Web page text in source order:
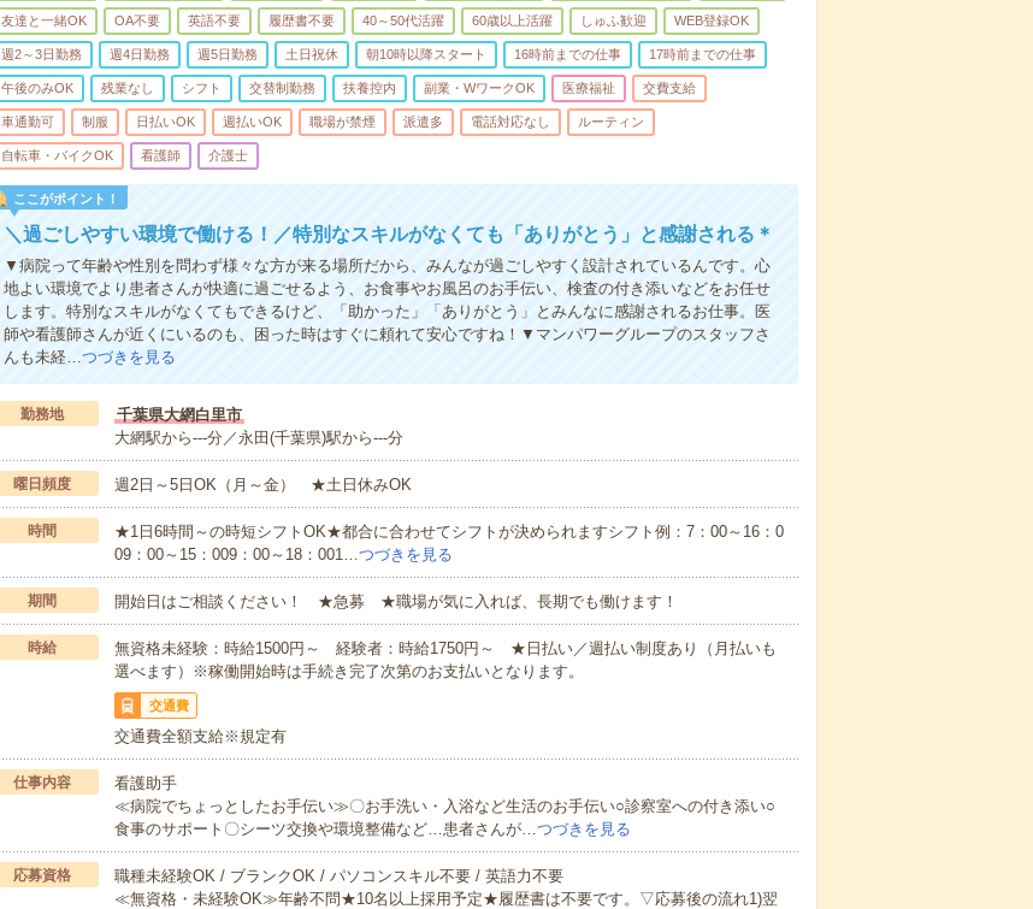
友達と一緒OK OA不要 英語不要 履歴書不要 40～50代活躍 60歳以上活躍 しゅふ歓迎 WEB登録OK
週2～3日勤務 週4日勤務 週5日勤務 土日祝休 朝10時以降スタート 16時前までの仕事 17時前までの仕事
午後のみOK 残業なし シフト 交替制勤務 扶養控内 副業・WワークOK 医療福祉 交費支給
車通勤可 制服 日払いOK 週払いOK 職場が禁煙 派遣多 電話対応なし ルーティン
自転車・バイクOK 看護師 介護士
ここがポイント！
＼過ごしやすい環境で働ける！／特別なスキルがなくても「ありがとう」と感謝される＊
▼病院って年齢や性別を問わず様々な方が来る場所だから、みんなが過ごしやすく設計されているんです。心
地よい環境でより患者さんが快適に過ごせるよう、お食事やお風呂のお手伝い、検査の付き添いなどをお任せ
します。特別なスキルがなくてもできるけど、「助かった」「ありがとう」とみんなに感謝されるお仕事。医
師や看護師さんが近くにいるのも、困った時はすぐに頼れて安心ですね！▼マンパワーグループのスタッフさ
んも未経…つづきを見る
勤務地
千葉県大網白里市
大網駅から---分／永田(千葉県)駅から---分
曜日頻度 週2日～5日OK（月～金） ★土日休みOK
時間
★1日6時間～の時短シフトOK★都合に合わせてシフトが決められますシフト例：7：00～16：0
09：00～15：009：00～18：001…つづきを見る
期間 開始日はご相談ください！ ★急募 ★職場が気に入れば、長期でも働けます！
時給
無資格未経験：時給1500円～ 経験者：時給1750円～ ★日払い／週払い制度あり（月払いも
選べます）※稼働開始時は手続き完了次第のお支払いとなります。
交通費
交通費全額支給※規定有
仕事内容
看護助手
≪病院でちょっとしたお手伝い≫〇お手洗い・入浴など生活のお手伝い○診察室への付き添い○
食事のサポート〇シーツ交換や環境整備など…患者さんが…つづきを見る
応募資格
職種未経験OK / ブランクOK / パソコンスキル不要 / 英語力不要
≪無資格・未経験OK≫年齢不問★10名以上採用予定★履歴書は不要です。▽応募後の流れ1)翌